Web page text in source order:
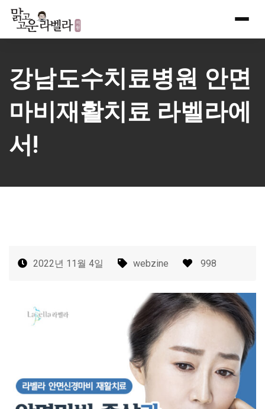
Skip
content
강남도수치료병원 안면
마비재활치료 라벨라에
서!
2022년 11월 4일 webzine 998